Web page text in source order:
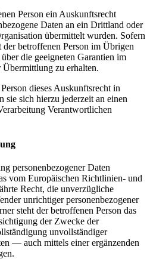
Person ein Auskunftsrecht
Daten an ein Drittland oder
übermittelt wurden. Sofern
der betroffenen Person im Übrigen
die geeigneten Garantien im
Übermittlung zu erhalten.
dieses Auskunftsrecht in
sie sich hierzu jederzeit an einen
Verantwortlichen
personenbezogener Daten
vom Europäischen Richtlinien- und
Recht, die unverzügliche
unrichtiger personenbezogener
steht der betroffenen Person das
der Zwecke der
unvollständiger
— auch mittels einer ergänzenden